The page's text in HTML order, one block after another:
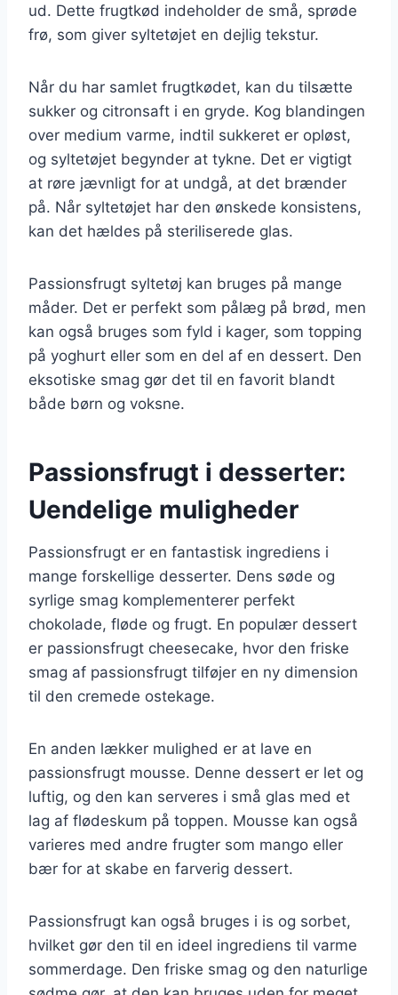
ud. Dette frugtkød indeholder de små, sprøde
frø, som giver syltetøjet en dejlig tekstur.
Når du har samlet frugtkødet, kan du tilsætte
sukker og citronsaft i en gryde. Kog blandingen
over medium varme, indtil sukkeret er opløst,
og syltetøjet begynder at tykne. Det er vigtigt
at røre jævnligt for at undgå, at det brænder
på. Når syltetøjet har den ønskede konsistens,
kan det hældes på steriliserede glas.
Passionsfrugt syltetøj kan bruges på mange
måder. Det er perfekt som pålæg på brød, men
kan også bruges som fyld i kager, som topping
på yoghurt eller som en del af en dessert. Den
eksotiske smag gør det til en favorit blandt
både børn og voksne.
Passionsfrugt i desserter:
Uendelige muligheder
Passionsfrugt er en fantastisk ingrediens i
mange forskellige desserter. Dens søde og
syrlige smag komplementerer perfekt
chokolade, fløde og frugt. En populær dessert
er passionsfrugt cheesecake, hvor den friske
smag af passionsfrugt tilføjer en ny dimension
til den cremede ostekage.
En anden lækker mulighed er at lave en
passionsfrugt mousse. Denne dessert er let og
luftig, og den kan serveres i små glas med et
lag af flødeskum på toppen. Mousse kan også
varieres med andre frugter som mango eller
bær for at skabe en farverig dessert.
Passionsfrugt kan også bruges i is og sorbet,
hvilket gør den til en ideel ingrediens til varme
sommerdage. Den friske smag og den naturlige